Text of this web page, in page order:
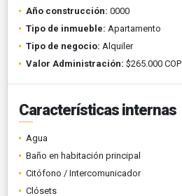
Año construcción: 0000
Tipo de inmueble: Apartamento
Tipo de negocio: Alquiler
Valor Administración: $265.000 COP
Características internas
Agua
Baño en habitación principal
Citófono / Intercomunicador
Clósets